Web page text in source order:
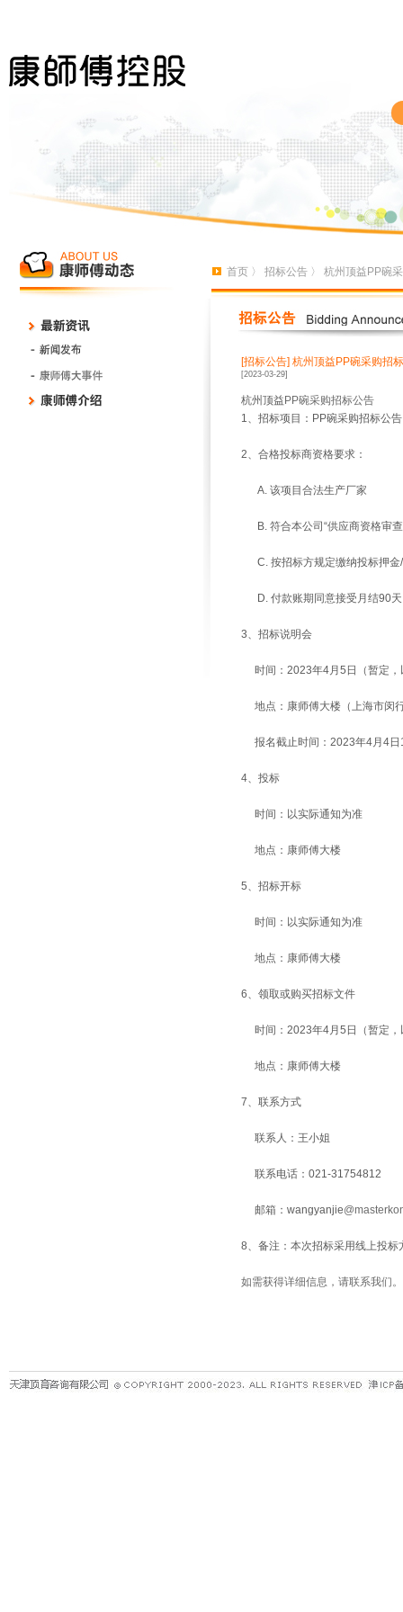
首页 〉 招标公告 〉 杭州顶益PP碗
[招标公告] 杭州顶益PP碗采购招
[2023-03-29]
杭州顶益 PP碗采购招标公告
1、招标项目：PP碗采购招标公告
2、合格投标商资格要求：
A. 该项目合法生产厂家
B. 符合本公司“供应商资格审查
C. 按招标方规定缴纳投标押金
D. 付款账期同意接受月结90天
3、招标说明会
时间：2023年4月5日（暂定，
地点：康师傅大楼（上海市闵
报名截止时间：2023年4月4日
4、投标
时间：以实际通知为准
地点：康师傅大楼
5、招标开标
时间：以实际通知为准
地点：康师傅大楼
6、领取或购买招标文件
时间：2023年4月5日（暂定，
地点：康师傅大楼
7、联系方式
联系人：王小姐
联系电话：021-31754812
邮箱： wangyanjie
8、备注：本次招标采用线上投
如需获得详细信息，请联系我们。